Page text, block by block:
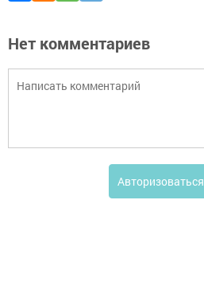
Нет комментариев
Авторизоваться